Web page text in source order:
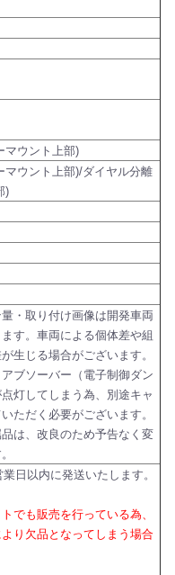
マウント上部)
マウント上部)/ダイヤル分離
)
・取り付け画像は開発車両
す。車両による個体差や組
生じる場合がございます。
ブソーバー（電子制御ダン
灯してしまう為、別途キャ
ただく必要がございます。
は、改良のため予告なく変
日以内に発送いたします。
でも販売を行っている為、
り欠品となってしまう場合